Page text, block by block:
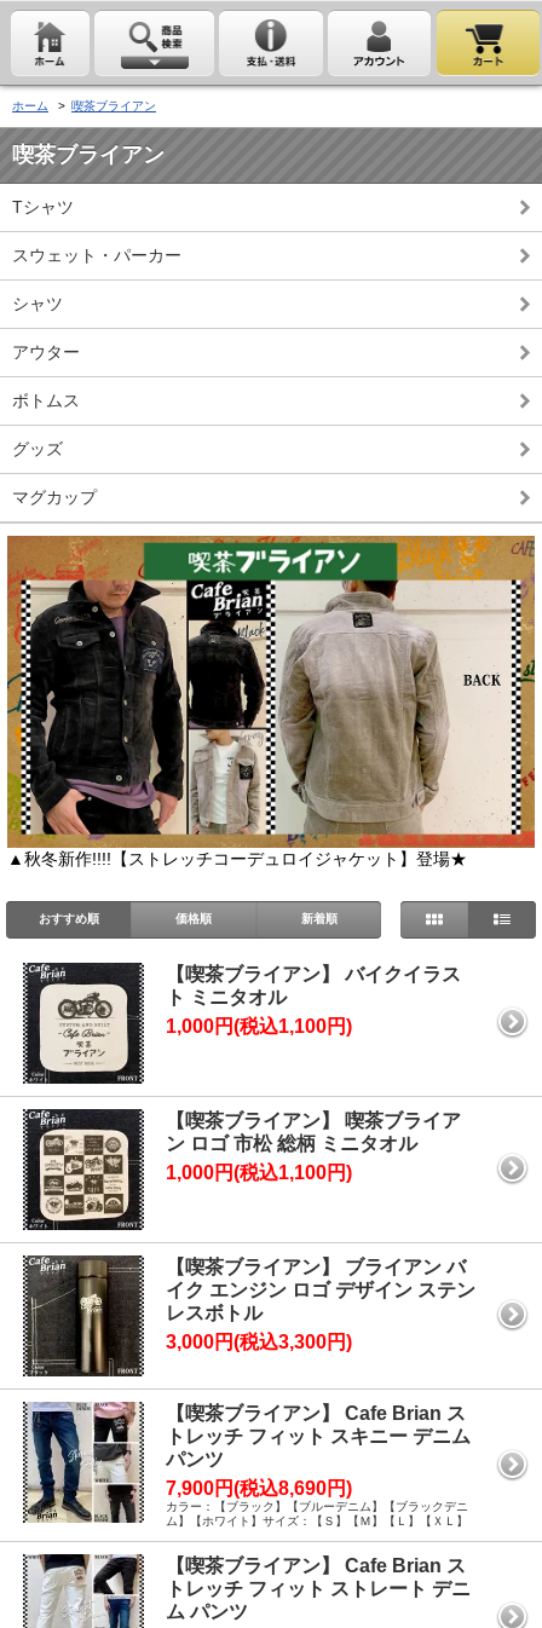
ホーム > 喫茶ブライアン
喫茶ブライアン
Tシャツ
スウェット・パーカー
シャツ
アウター
ボトムス
グッズ
マグカップ
▲秋冬新作!!!!【ストレッチコーデュロイジャケット】登場★
おすすめ順 価格順 新着順
【喫茶ブライアン】 バイクイラス
ト ミニタオル
1,000円(税込1,100円)
【喫茶ブライアン】 喫茶ブライア
ン ロゴ 市松 総柄 ミニタオル
1,000円(税込1,100円)
【喫茶ブライアン】 ブライアン バ
イク エンジン ロゴ デザイン ステン
レスボトル
3,000円(税込3,300円)
【喫茶ブライアン】 Cafe Brian ス
トレッチ フィット スキニー デニム
パンツ
7,900円(税込8,690円)
カラー：【ブラック】【ブルーデニム】【ブラックデニ
ム】【ホワイト】サイズ：【Ｓ】【Ｍ】【Ｌ】【ＸＬ】
【喫茶ブライアン】 Cafe Brian ス
トレッチ フィット ストレート デニ
ム パンツ